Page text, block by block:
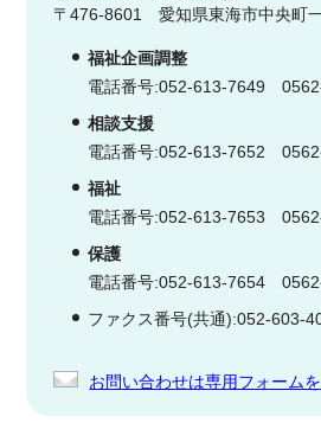
〒476-8601 愛知県東海市中央町
福祉企画調整
電話番号:052-613-7649
相談支援
電話番号:052-613-7652
福祉
電話番号:052-613-7653
保護
電話番号:052-613-7654
ファクス番号(共通):052-603-
お問い合わせは専用フォーム